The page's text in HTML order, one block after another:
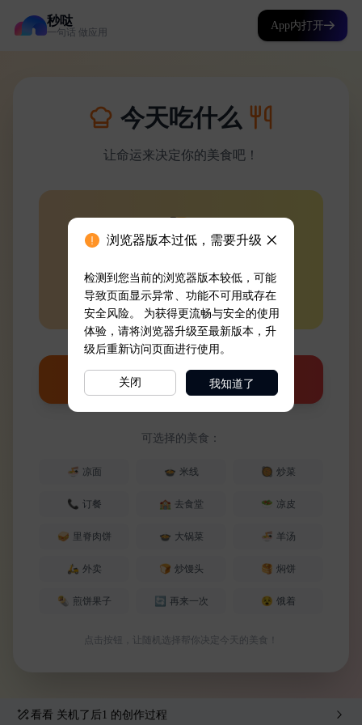
秒哒
一句话 做应用
App内打开
看看 关机了后1 的创作过程
浏览器版本过低，需要升级
检测到您当前的浏览器版本较低，可能
导致页面显示异常、功能不可用或存在
安全风险。 为获得更流畅与安全的使用
体验，请将浏览器升级至最新版本，升
级后重新访问页面进行使用。
关闭 我知道了